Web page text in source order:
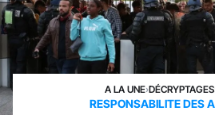
A LA UNE›DÉCRYPTAGES
RESPONSABILITE DES